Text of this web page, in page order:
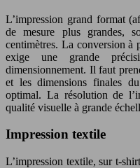
L’impression grand format
de mesure plus grandes,
centimètres. La conversion à
exige une grande
dimensionnement. Il faut
et les dimensions finales
optimal. La résolution de
qualité visuelle à grande
Impression textile
L’impression textile, sur t-